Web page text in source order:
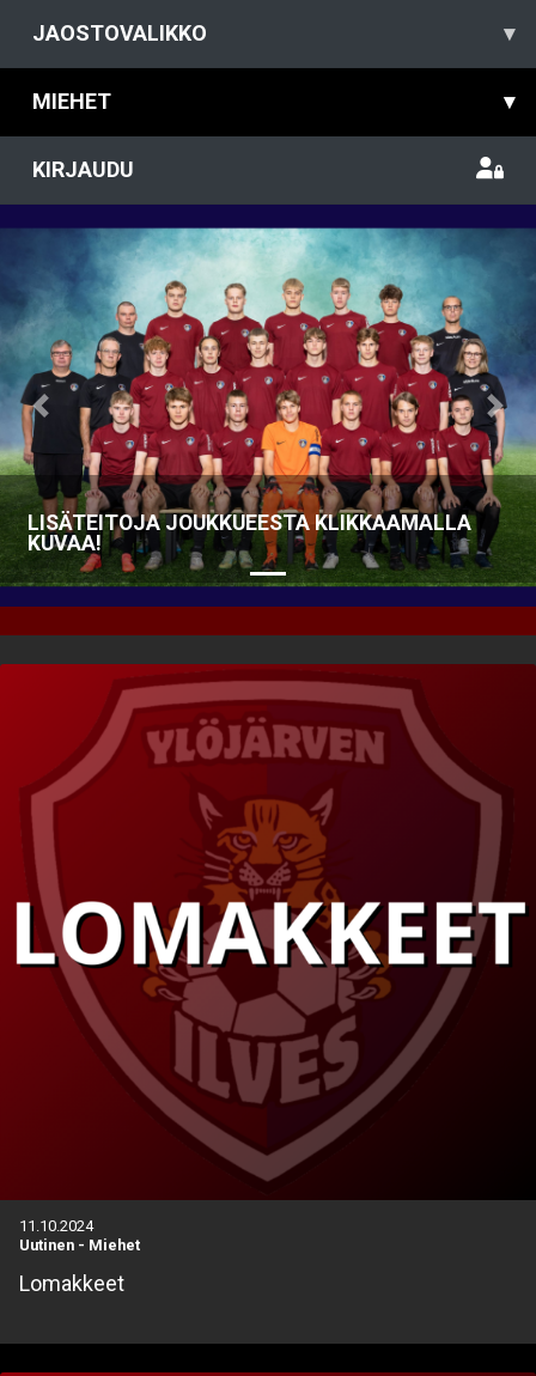
JAOSTOVALIKKO ▾
MIEHET ▾
KIRJAUDU
LISÄTEITOJA JOUKKUEESTA KLIKKAAMALLA
KUVAA!
Previous
11.10.2024
Uutinen - Miehet
Lomakkeet